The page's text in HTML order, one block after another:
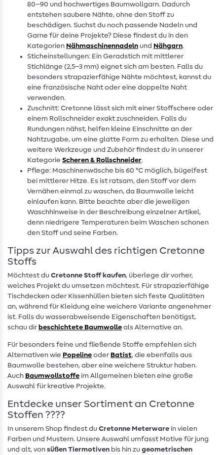
80–90 und hochwertiges Baumwollgarn. Dadurch
entstehen saubere Nähte, ohne den Stoff zu
beschädigen. Suchst du noch passende Nadeln und
Garne für deine Projekte? Diese findest du in den
Kategorien Nähmaschinennadeln und Nähgarn.
Sticheinstellungen: Ein Geradstich mit mittlerer
Stichlänge (2,5–3 mm) eignet sich am besten. Falls du
besonders strapazierfähige Nähte möchtest, kannst du
eine französische Naht oder eine doppelte Naht
verwenden.
Zuschnitt: Cretonne lässt sich mit einer Stoffschere oder
einem Rollschneider exakt zuschneiden. Falls du
Rundungen nähst, helfen kleine Einschnitte an der
Nahtzugabe, um eine glatte Form zu erhalten. Diese und
weitere Werkzeuge und Zubehör findest du in unserer
Kategorie Scheren & Rollschneider.
Pflege: Maschinenwäsche bis 60 °C möglich, bügelfest
bei mittlerer Hitze. Es ist ratsam, den Stoff vor dem
Vernähen einmal zu waschen, da Baumwolle leicht
einlaufen kann. Bitte beachte aber die jeweiligen
Waschhinweise in der Beschreibung einzelner Artikel,
denn niedrigere Temperaturen beim Waschen schonen
den Stoff und seine Farben.
Tipps zur Auswahl des richtigen Cretonne
Stoffs
Möchtest du Cretonne Stoff kaufen, überlege dir vorher,
welches Projekt du umsetzen möchtest. Für strapazierfähige
Tischdecken oder Kissenhüllen bieten sich feste Qualitäten
an, während für Kleidung eine weichere Variante angenehmer
ist. Falls du wasserabweisende Eigenschaften benötigst,
schau dir beschichtete Baumwolle als Alternative an.
Für besonders feine und fließende Stoffe empfehlen sich
Alternativen wie Popeline oder Batist, die ebenfalls aus
Baumwolle bestehen, aber eine weichere Struktur haben.
Auch Baumwollstoffe im Allgemeinen bieten eine große
Auswahl für kreative Projekte.
Entdecke unser Sortiment an Cretonne
Stoffen ????️
In unserem Shop findest du Cretonne Meterware in vielen
Farben und Mustern. Unsere Auswahl umfasst Motive für jung
und alt, von süßen Tiermotiven bis hin zu geometrischen